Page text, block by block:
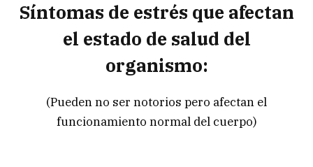
Síntomas de estrés que afectan
el estado de salud del
organismo:
(Pueden no ser notorios pero afectan el
funcionamiento normal del cuerpo)